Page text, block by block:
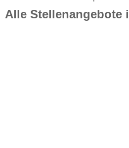
Alle Stellenangebote